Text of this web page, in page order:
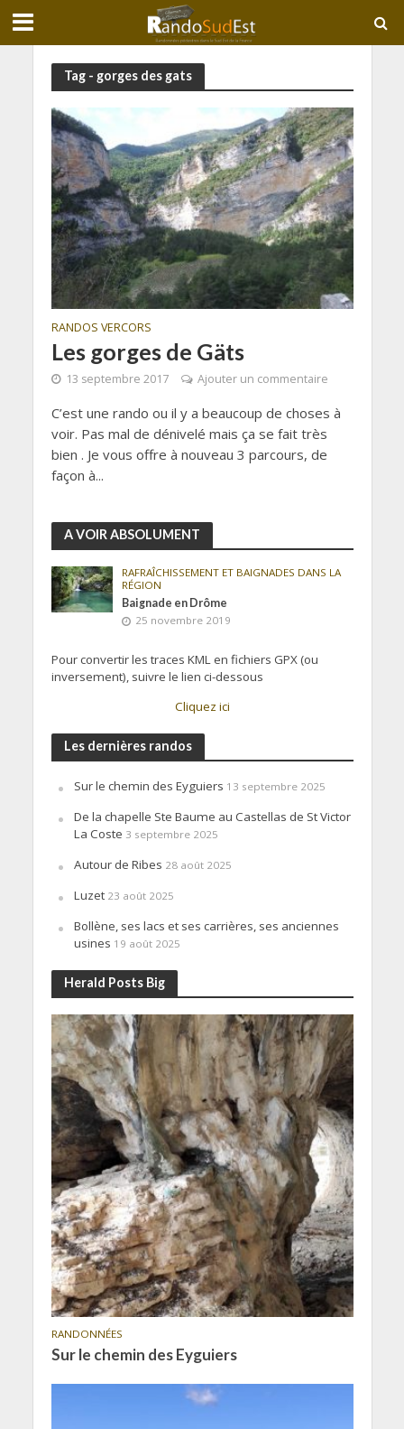
Tag - gorges des gats
RANDOS VERCORS
Les gorges de Gäts
13 septembre 2017 Ajouter un commentaire
C’est une rando ou il y a beaucoup de choses à
voir. Pas mal de dénivelé mais ça se fait très
bien . Je vous offre à nouveau 3 parcours, de
façon à...
A VOIR ABSOLUMENT
RAFRAÎCHISSEMENT ET BAIGNADES DANS LA
RÉGION
Baignade en Drôme
25 novembre 2019
Pour convertir les traces KML en fichiers GPX (ou
inversement), suivre le lien ci-dessous
Cliquez ici
Les dernières randos
Sur le chemin des Eyguiers 13 septembre 2025
De la chapelle Ste Baume au Castellas de St Victor
La Coste 3 septembre 2025
Autour de Ribes 28 août 2025
Luzet 23 août 2025
Bollène, ses lacs et ses carrières, ses anciennes
usines 19 août 2025
Herald Posts Big
RANDONNÉES
Sur le chemin des Eyguiers